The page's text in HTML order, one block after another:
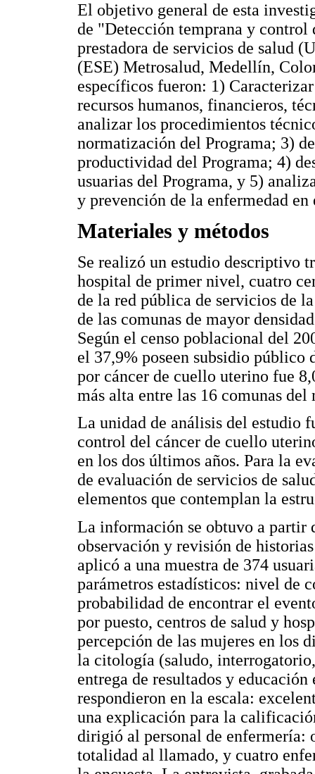
El objetivo general de esta
de "Detección temprana y
prestadora de servicios de salud
(ESE) Metrosalud, Medellín,
específicos fueron: 1)
recursos humanos, financieros,
analizar los procedimientos
normatización del Programa; 3)
productividad del Programa; 4)
usuarias del Programa, y 5)
y prevención de la enfermedad en
Materiales y métodos
Se realizó un estudio descriptivo
hospital de primer nivel, cuatro
de la red pública de servicios de
de las comunas de mayor
Según el censo poblacional del
el 37,9% poseen subsidio público
por cáncer de cuello uterino fue
más alta entre las 16 comunas
La unidad de análisis del estudio
control del cáncer de cuello
en los dos últimos años. Para la
de evaluación de servicios de
elementos que contemplan la
La información se obtuvo a partir
observación y revisión de
aplicó a una muestra de 374
parámetros estadísticos: nivel de
probabilidad de encontrar el
por puesto, centros de salud y
percepción de las mujeres en los
la citología (saludo,
entrega de resultados y educación
respondieron en la escala:
una explicación para la
dirigió al personal de enfermería:
totalidad al llamado, y cuatro